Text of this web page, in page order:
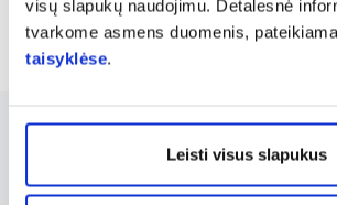
visų slapukų naudojimu. Detalesnė
tvarkome asmens duomenis, pateikiama
taisyklėse.
Leisti visus slapukus